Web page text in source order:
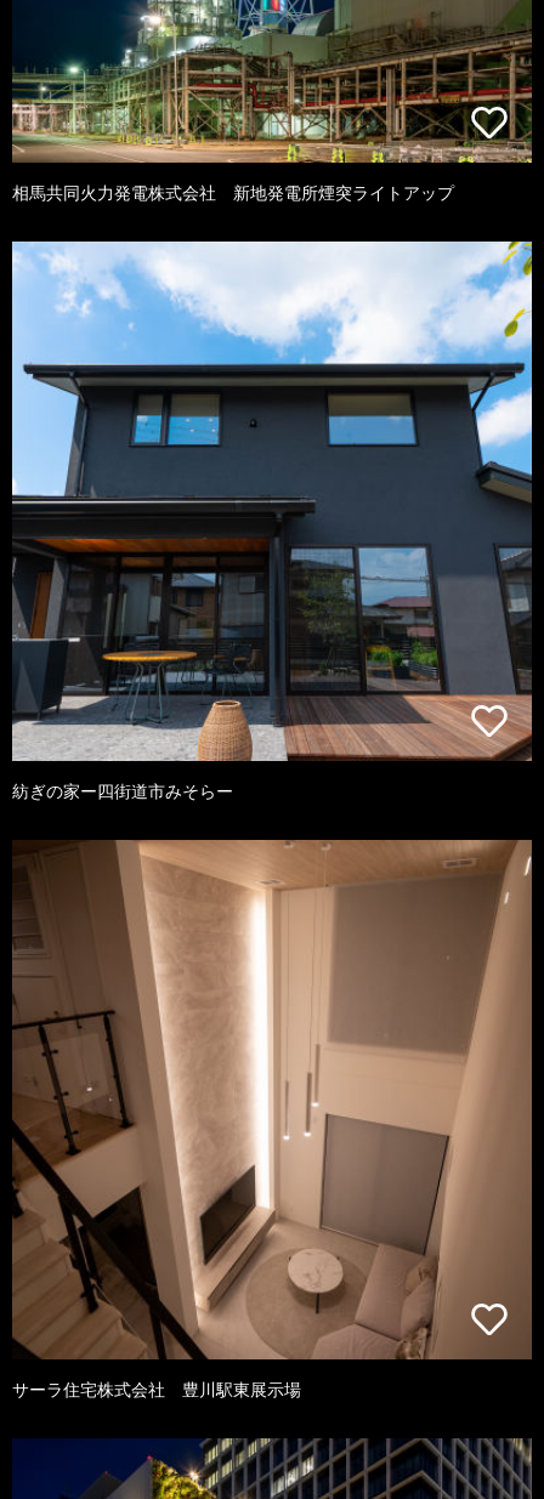
相馬共同火力発電株式会社 新地発電所煙突ライトアップ
紡ぎの家ー四街道市みそらー
サーラ住宅株式会社 豊川駅東展示場